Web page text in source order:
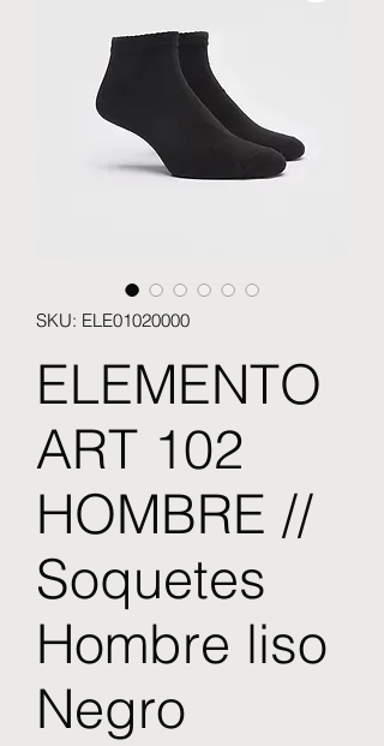
SKU: ELE01020000
ELEMENTO
ART 102
HOMBRE //
Soquetes
Hombre liso
Negro